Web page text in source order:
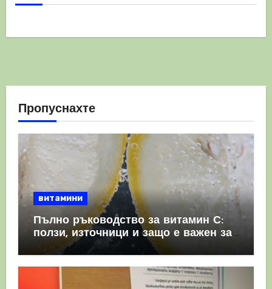
Пропуснахте
витамини
Пълно ръководство за витамин С:
ползи, източници и защо е важен за
имунната система